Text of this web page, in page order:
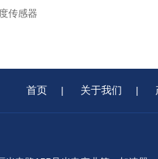
传感器
首页 | 关于我们 |